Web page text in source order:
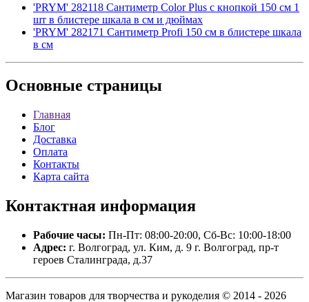
'PRYM' 282118 Сантиметр Color Plus с кнопкой 150 см 1
шт в блистере шкала в см и дюймах
'PRYM' 282171 Сантиметр Profi 150 см в блистере шкала
в см
Основные страницы
Главная
Блог
Доставка
Оплата
Контакты
Карта сайта
Контактная информация
Рабочие часы: Пн-Пт: 08:00-20:00, Сб-Вс: 10:00-18:00
Адрес: г. Волгоград, ул. Ким, д. 9 г. Волгоград, пр-т
героев Сталинграда, д.37
Магазин товаров для творчества и рукоделия © 2014 - 2026